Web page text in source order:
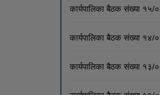
कार्यपालिका बैठक संख्या
कार्यपालिका बैठक संख्या
कार्यपालिका बैठक संख्या